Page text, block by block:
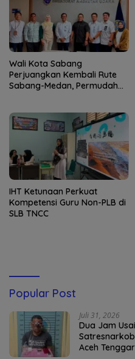
Wali Kota Sabang
Perjuangkan Kembali Rute
Sabang-Medan, Permudah
IHT Ketunaan Perkuat
Kompetensi Guru Non-PLB di
SLB TNCC
Popular Post
Juli 31, 2026
Dua Jam
Aceh